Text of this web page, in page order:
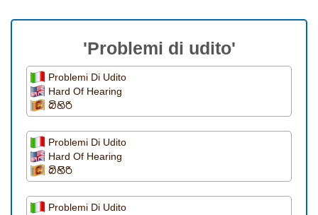
'Problemi di udito'
Problemi Di Udito
Hard Of Hearing
බිහිරි
Problemi Di Udito
Hard Of Hearing
බිහිිරි
Problemi Di Udito